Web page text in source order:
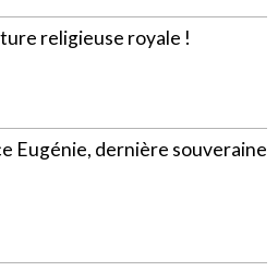
religieuse royale !
Eugénie, dernière souveraine